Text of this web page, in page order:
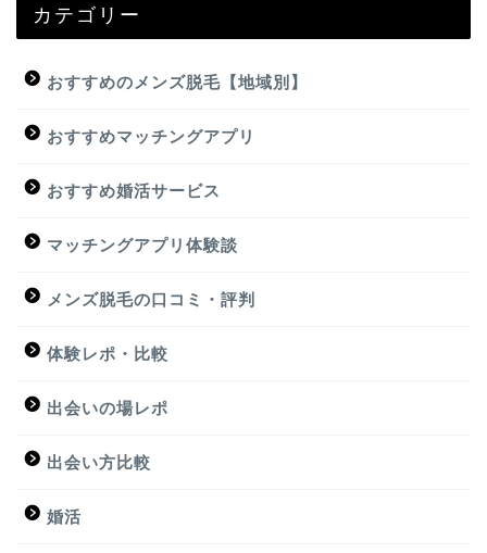
カテゴリー
おすすめのメンズ脱毛【地域別】
おすすめマッチングアプリ
おすすめ婚活サービス
マッチングアプリ体験談
メンズ脱毛の口コミ・評判
体験レポ・比較
出会いの場レポ
出会い方比較
婚活